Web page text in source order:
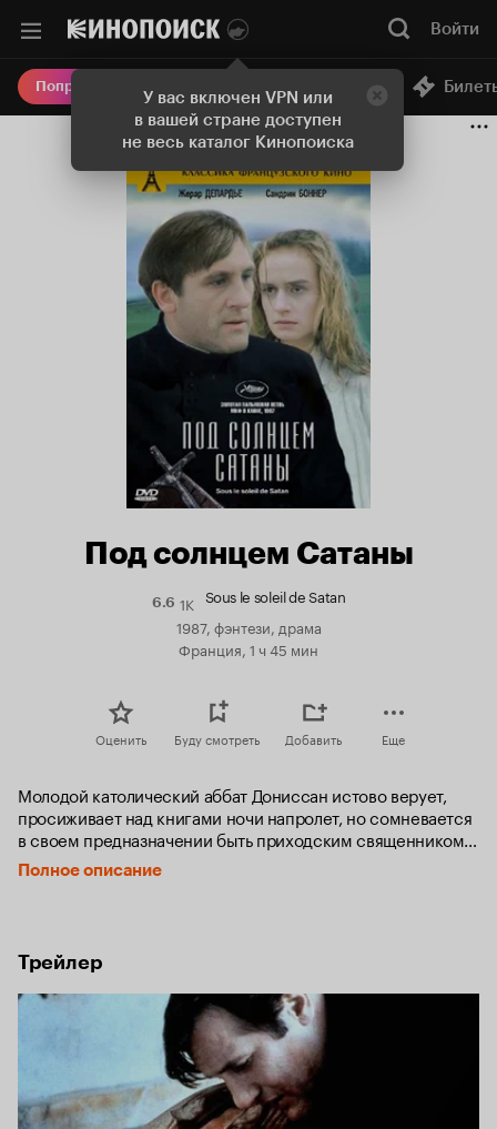
У вас включен VPN или
в вашей стране доступен
не весь каталог Кинопоиска
Войти
Попробовать Плюс Онлайн-кинотеатр
Под солнцем Сатаны
6.6Рейтинг
Кинопоиска
1K Sous le soleil de Satan
1987, фэнтези, драма
Франция, 1 ч 45 мин
Оценить Буду смотреть Добавить Еще
Молодой католический аббат Дониссан истово верует,
просиживает над книгами ночи напролет, но сомневается
в своем предназначении быть приходским священником и
занимается самобичеванием. Заблудившись ночью на
сельской дороге, он встречает незнакомца,
борясь с искушением, теряет сознание.
Утром к Дониссану обращается шестнадцатилетняя
Жермена Малорти по прозвищу Мушетта, убившая своего
любовника и родившая в психиатрической лечебнице
мёртвого ребёнка. Дониссан оказывается не в состоянии
помочь девушке, а его увещевания вызывают новый
приступ безумия: вернувшись домой, Мушетта призывает
Полное описание
Трейлер